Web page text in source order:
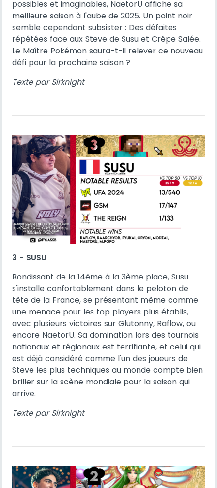
possibles et imaginables, NaetorU affiche sa
meilleure saison à l'aube de 2025. Un point noir
semble cependant subsister : Des défaites
répétées face aux Steve de Susu et Crêpe Salée.
Le Maître Pokémon saura-t-il relever ce nouveau
défi pour la prochaine saison ?
Texte par Sirknight
3 - SUSU
Bondissant de la 14ème à la 3ème place, Susu
s'installe confortablement dans le peloton de
tête de la France, se présentant même comme
une menace pour les top players plus établis,
avec plusieurs victoires sur Glutonny, Raflow, ou
encore NaetorU. Sa domination lors des tournois
nationaux et régionaux est terrifiante, et celui qui
est déjà considéré comme l'un des joueurs de
Steve les plus techniques au monde compte bien
briller sur la scène mondiale pour la saison qui
arrive.
Texte par Sirknight